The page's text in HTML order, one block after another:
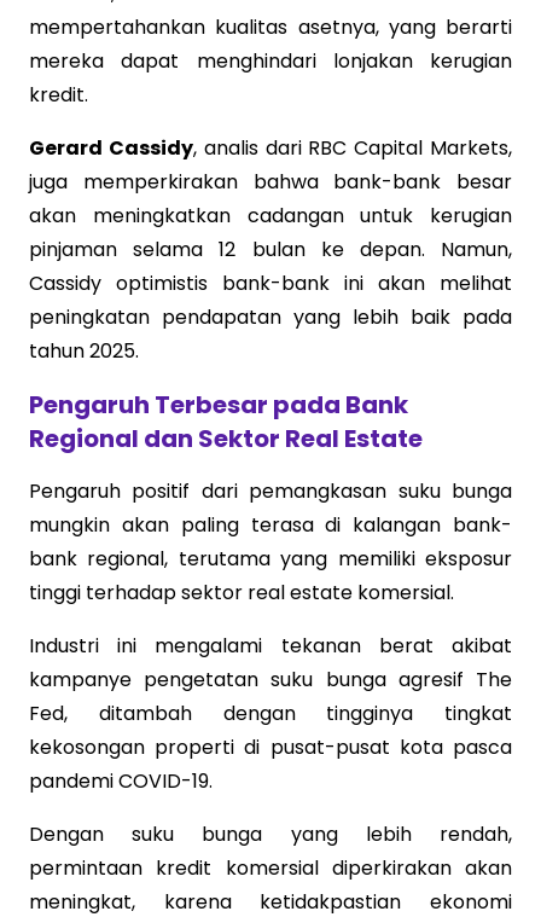
mempertahankan kualitas asetnya, yang berarti
mereka dapat menghindari lonjakan kerugian
kredit.
Gerard Cassidy, analis dari RBC Capital Markets,
juga memperkirakan bahwa bank-bank besar
akan meningkatkan cadangan untuk kerugian
pinjaman selama 12 bulan ke depan. Namun,
Cassidy optimistis bank-bank ini akan melihat
peningkatan pendapatan yang lebih baik pada
tahun 2025.
Pengaruh Terbesar pada Bank
Regional dan Sektor Real Estate
Pengaruh positif dari pemangkasan suku bunga
mungkin akan paling terasa di kalangan bank-
bank regional, terutama yang memiliki eksposur
tinggi terhadap sektor real estate komersial.
Industri ini mengalami tekanan berat akibat
kampanye pengetatan suku bunga agresif The
Fed, ditambah dengan tingginya tingkat
kekosongan properti di pusat-pusat kota pasca
pandemi COVID-19.
Dengan suku bunga yang lebih rendah,
permintaan kredit komersial diperkirakan akan
meningkat, karena ketidakpastian ekonomi